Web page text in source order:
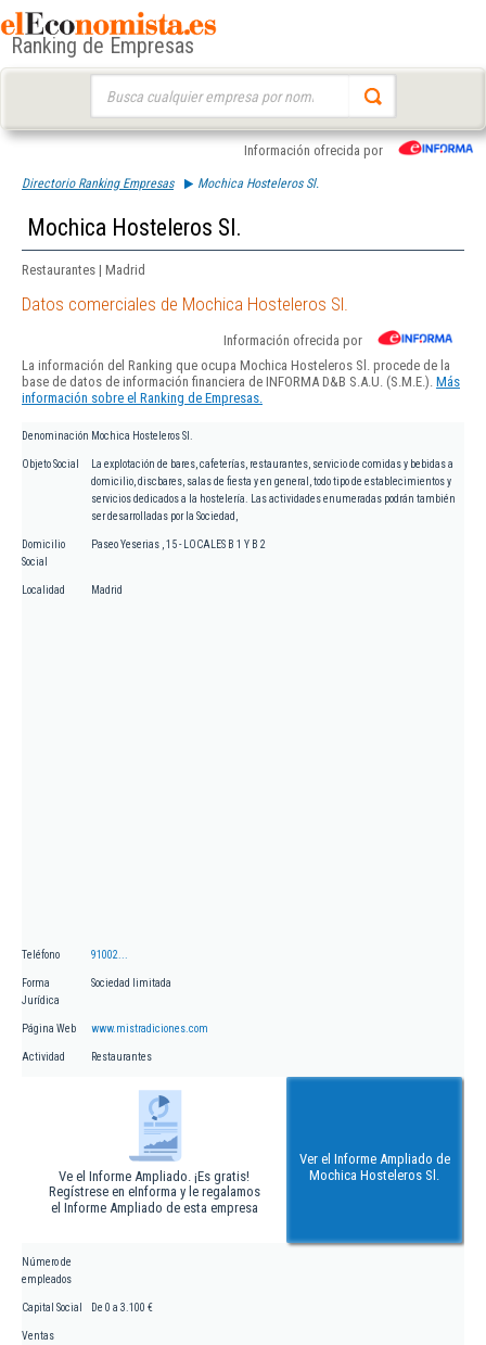
Ranking de Empresas
Información ofrecida por
Directorio Ranking Empresas Mochica Hosteleros Sl.
Mochica Hosteleros Sl.
Restaurantes | Madrid
Datos comerciales de Mochica Hosteleros Sl.
Información ofrecida por
La información del Ranking que ocupa Mochica Hosteleros Sl. procede de la
base de datos de información financiera de INFORMA D&B S.A.U. (S.M.E.). Más
información sobre el Ranking de Empresas.
Denominación Mochica Hosteleros Sl.
Objeto Social
La explotación de bares, cafeterías, restaurantes, servicio de comidas y bebidas a
domicilio, discbares, salas de fiesta y en general, todo tipo de establecimientos y
servicios dedicados a la hostelería. Las actividades enumeradas podrán también
ser desarrolladas por la Sociedad,
Domicilio
Social
Paseo Yeserias , 15 - LOCALES B 1 Y B 2
Localidad Madrid
Teléfono 91002...
Forma
Jurídica
Sociedad limitada
Página Web www.mistradiciones.com
Actividad Restaurantes
Ve el Informe Ampliado. ¡Es gratis!
Regístrese en eInforma y le regalamos
el Informe Ampliado de esta empresa
Ver el Informe Ampliado de
Mochica Hosteleros Sl.
Número de
empleados
Capital Social De 0 a 3.100 €
Ventas